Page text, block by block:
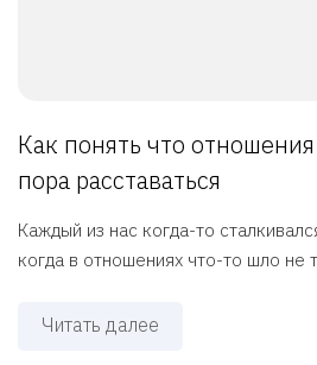
Как понять что
пора расставаться
Каждый из нас когда-то
когда в отношениях что-то шло не
Читать далее